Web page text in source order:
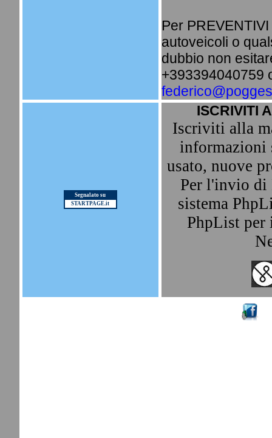
Per
autoveicoli o
dubbio non
+393394040759
Segnalato su
STARTPAGE.it
ISCRIVITI
Iscriviti alla
informazioni
usato, nuove
Per l'invio di
sistema
PhpList per